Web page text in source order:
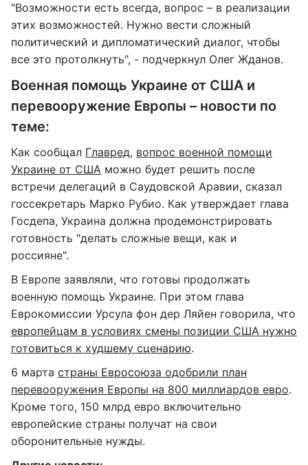
"Возможности есть всегда, вопрос – в реализации
этих возможностей. Нужно вести сложный
политический и дипломатический диалог, чтобы
все это протолкнуть", - подчеркнул Олег Жданов.
Военная помощь Украине от США и
перевооружение Европы – новости по
теме:
Как сообщал Главред, вопрос военной помощи
Украине от США можно будет решить после
встречи делегаций в Саудовской Аравии, сказал
госсекретарь Марко Рубио. Как утверждает глава
Госдепа, Украина должна продемонстрировать
готовность "делать сложные вещи, как и
россияне".
В Европе заявляли, что готовы продолжать
военную помощь Украине. При этом глава
Еврокомиссии Урсула фон дер Ляйен говорила, что
европейцам в условиях смены позиции США нужно
готовиться к худшему сценарию.
6 марта страны Евросоюза одобрили план
перевооружения Европы на 800 миллиардов евро.
Кроме того, 150 млрд евро включительно
европейские страны получат на свои
оборонительные нужды.